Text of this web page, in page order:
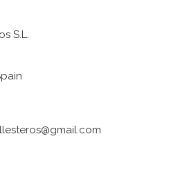
S.L.